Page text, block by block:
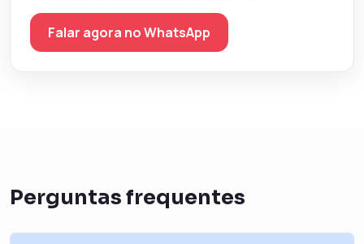
Falar agora no WhatsApp
Perguntas frequentes